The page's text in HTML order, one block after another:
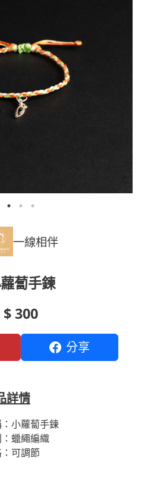
一線相伴
蔔手鍊
$ 300
分享
詳情
小蘿蔔手鍊
蠟繩編織
可調節